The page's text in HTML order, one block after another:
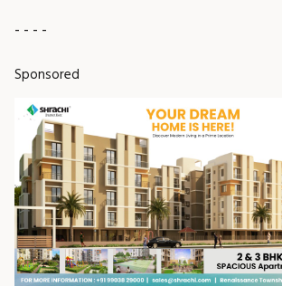
- - - -
Sponsored